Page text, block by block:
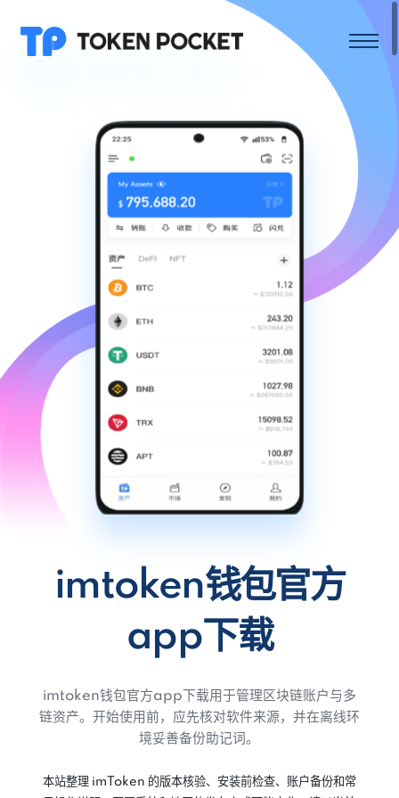
imtoken钱包官方
app下载
imtoken钱包官方app下载用于管理区块链账户与多
链资产。开始使用前，应先核对软件来源，并在离线环
境妥善备份助记词。
本站整理 imToken 的版本核验、安装前检查、账户备份和常